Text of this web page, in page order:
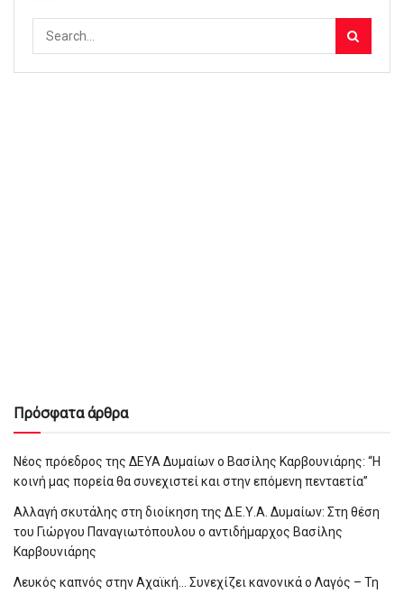
Πρόσφατα άρθρα
Νέος πρόεδρος της ΔΕΥΑ Δυμαίων ο Βασίλης Καρβουνιάρης: “Η
κοινή μας πορεία θα συνεχιστεί και στην επόμενη πενταετία”
Αλλαγή σκυτάλης στη διοίκηση της Δ.Ε.Υ.Α. Δυμαίων: Στη θέση
του Γιώργου Παναγιωτόπουλου ο αντιδήμαρχος Βασίλης
Καρβουνιάρης
Λευκός καπνός στην Αχαϊκή… Συνεχίζει κανονικά ο Λαγός – Τη